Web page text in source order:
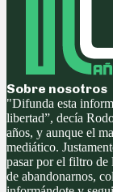
Sobre nosotros
"Difunda esta
libertad”, decía
años, y aunque el
mediático.
pasar por el filtro de
de abandonarnos,